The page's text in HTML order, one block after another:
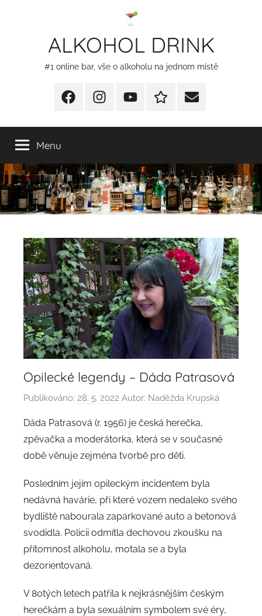
ALKOHOL DRINK
#1 online bar, vše o alkoholu na jednom místě
FacebookInstagram
YT
Redakční
E-
Menu
Opilecké legendy – Dáda Patrasová
Publikováno: 28. 5. 2022 Autor: Naděžda Krupská
Dáda Patrasová (r. 1956) je česká herečka,
zpěvačka a moderátorka, která se v současné
době věnuje zejména tvorbě pro děti.
Posledním jejím opileckým incidentem byla
nedávná havárie, při které vozem nedaleko svého
bydliště nabourala zaparkované auto a betonová
svodidla. Policii odmítla dechovou zkoušku na
přítomnost alkoholu, motala se a byla
dezorientovaná.
V 80tých letech patřila k nejkrásnějším českým
herečkám a byla sexuálním symbolem své éry,